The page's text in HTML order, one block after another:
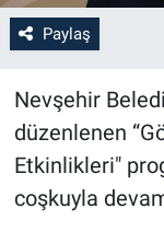
Paylaş
Nevşehir
düzenlenen
Etkinlikleri"
coşkuyla
Bilim-Tek
Teknoloji
Röportaj
Kayseri